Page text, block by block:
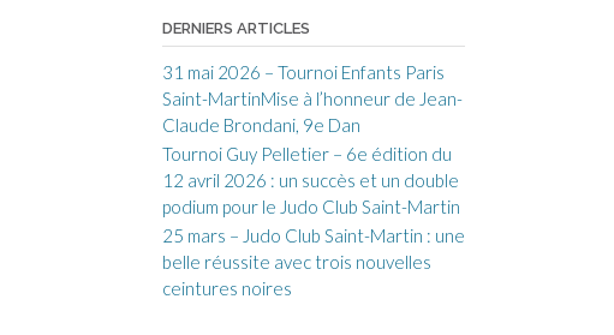
DERNIERS ARTICLES
31 mai 2026 – Tournoi Enfants Paris
Saint-MartinMise à l’honneur de Jean-
Claude Brondani, 9e Dan
Tournoi Guy Pelletier – 6e édition du
12 avril 2026 : un succès et un double
podium pour le Judo Club Saint-Martin
25 mars – Judo Club Saint-Martin : une
belle réussite avec trois nouvelles
ceintures noires